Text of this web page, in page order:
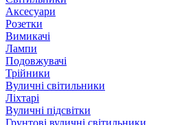
Аксесуари
Розетки
Вимикачі
Лампи
Подовжувачі
Трійники
Вуличні світильники
Ліхтарі
Вуличні підсвітки
Грунтові вуличні світильники